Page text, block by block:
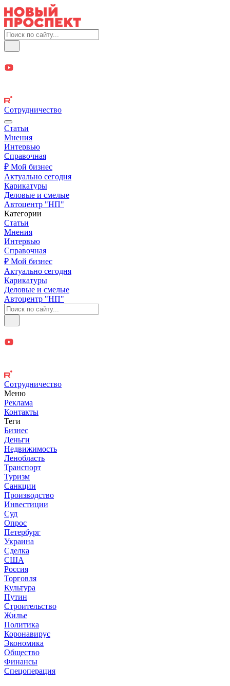
Сотрудничество
Статьи
Мнения
Интервью
Справочная
₽ Мой бизнес
Актуально сегодня
Карикатуры
Деловые и смелые
Автоцентр "НП"
Категории
Статьи
Мнения
Интервью
Справочная
₽ Мой бизнес
Актуально сегодня
Карикатуры
Деловые и смелые
Автоцентр "НП"
Сотрудничество
Меню
Реклама
Контакты
Теги
Бизнес
Деньги
Недвижимость
Ленобласть
Транспорт
Туризм
Санкции
Производство
Инвестиции
Суд
Опрос
Петербург
Украина
Сделка
США
Россия
Торговля
Культура
Путин
Строительство
Жилье
Политика
Коронавирус
Экономика
Общество
Финансы
Спецоперация